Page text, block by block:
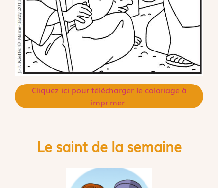
Cliquez ici pour télécharger le coloriage à
imprimer
Le saint de la semaine